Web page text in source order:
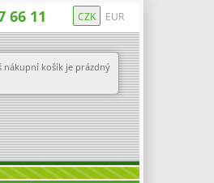
CZK EUR
66 11
nákupní košík je prázdný